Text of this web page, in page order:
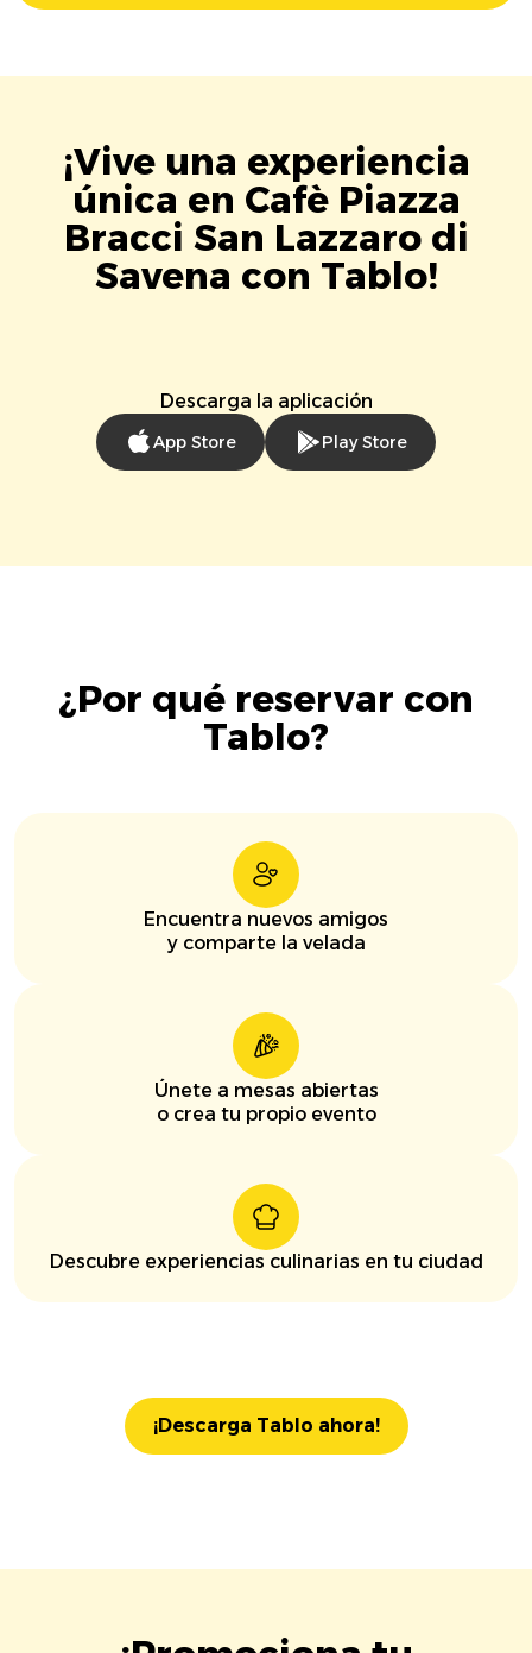
¡Vive una experiencia
única en Cafè Piazza
Bracci San Lazzaro di
Savena con Tablo!
Descarga la aplicación
App Store Play Store
¿Por qué reservar con
Tablo?
Encuentra nuevos amigos
y comparte la velada
Únete a mesas abiertas
o crea tu propio evento
Descubre experiencias culinarias en tu ciudad
¡Descarga Tablo ahora!